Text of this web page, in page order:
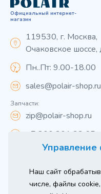
Наш сайт
числе, файлы
Официальный интернет-
магазин
119530, г. Москва,
Очаковское шоссе,
Пн..Пт: 9.00-18.00
sales@polair-shop.ru
Запчасти:
zip@polair-shop.ru
+7 800 301 33 65
Вся информация на сайте о
справочный характер и не
офертой в соответствии с